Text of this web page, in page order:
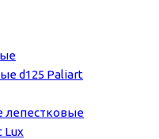
лепестковые
Lux